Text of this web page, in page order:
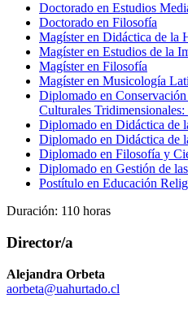
Doctorado en Estudios
Doctorado en Filosofía
Magíster en Didáctica de la
Magíster en Estudios de la
Magíster en Filosofía
Magíster en Musicología
Diplomado en
Culturales
Diplomado en Didáctica de
Diplomado en Didáctica de
Diplomado en Filosofía y
Diplomado en Gestión de
Postítulo en Educación
Duración: 110 horas
Director/a
Alejandra Orbeta
aorbeta@uahurtado.cl